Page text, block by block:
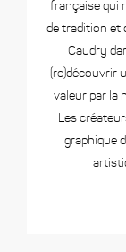
française qui
de tradition et
Caudry
(re)découvrir
valeur par la
Les
graphique